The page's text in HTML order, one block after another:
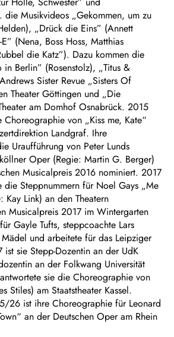
Musikvideos „Gekommen, um zu
„Drück die Eins” (Annett
(Nena, Boss Hoss, Matthias
die Katz”). Dazu kommen die
Berlin” (Rosenstolz), „Titus &
Sister Revue „Sisters Of
Theater Göttingen und „Die
am Domhof Osnabrück. 2015
von „Kiss me, Kate“
Landgraf. Ihre
Uraufführung von Peter Lunds
Oper (Regie: Martin G. Berger)
Musicalpreis 2016 nominiert. 2017
die Steppnummern für Noel Gays „Me
Link) an den Theatern
Musicalpreis 2017 im Wintergarten
Gayle Tufts, steppcoachte Lars
und arbeitete für das Leipziger
sie Stepp-Dozentin an der UdK
an der Folkwang Universität
sie die Choreographie von
Stiles) am Staatstheater Kassel.
26 ist ihre Choreographie für Leonard
an der Deutschen Oper am Rhein